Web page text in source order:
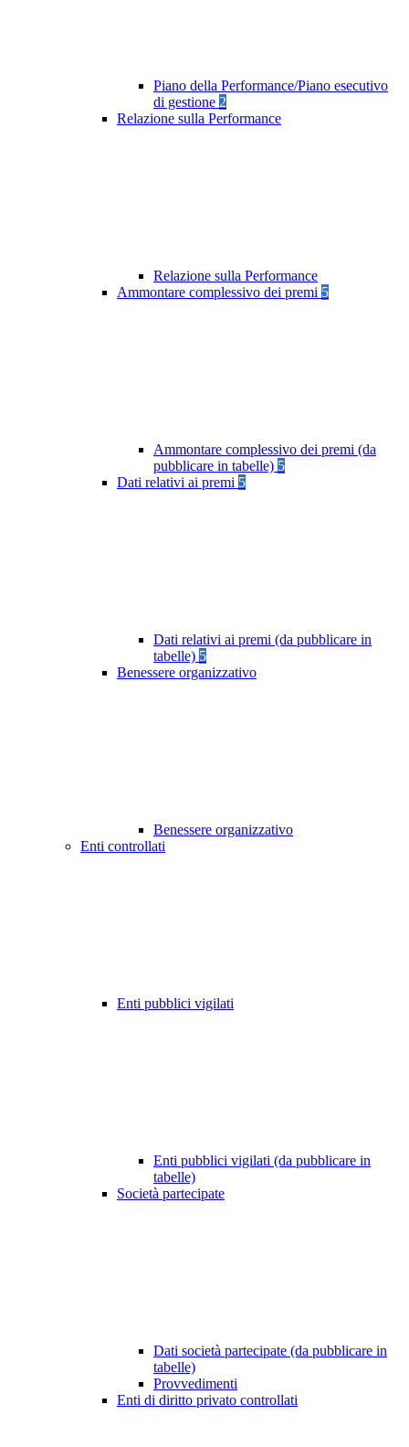
Piano della Performance/Piano esecutivo
di gestione 2
Relazione sulla Performance
Relazione sulla Performance
Ammontare complessivo dei premi 5
Ammontare complessivo dei premi (da
pubblicare in tabelle) 5
Dati relativi ai premi 5
Dati relativi ai premi (da pubblicare in
tabelle) 5
Benessere organizzativo
Benessere organizzativo
Enti controllati
Enti pubblici vigilati
Enti pubblici vigilati (da pubblicare in
tabelle)
Società partecipate
Dati società partecipate (da pubblicare in
tabelle)
Provvedimenti
Enti di diritto privato controllati